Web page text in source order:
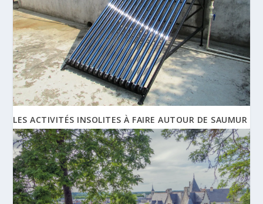
LES ACTIVITÉS INSOLITES À FAIRE AUTOUR DE SAUMUR